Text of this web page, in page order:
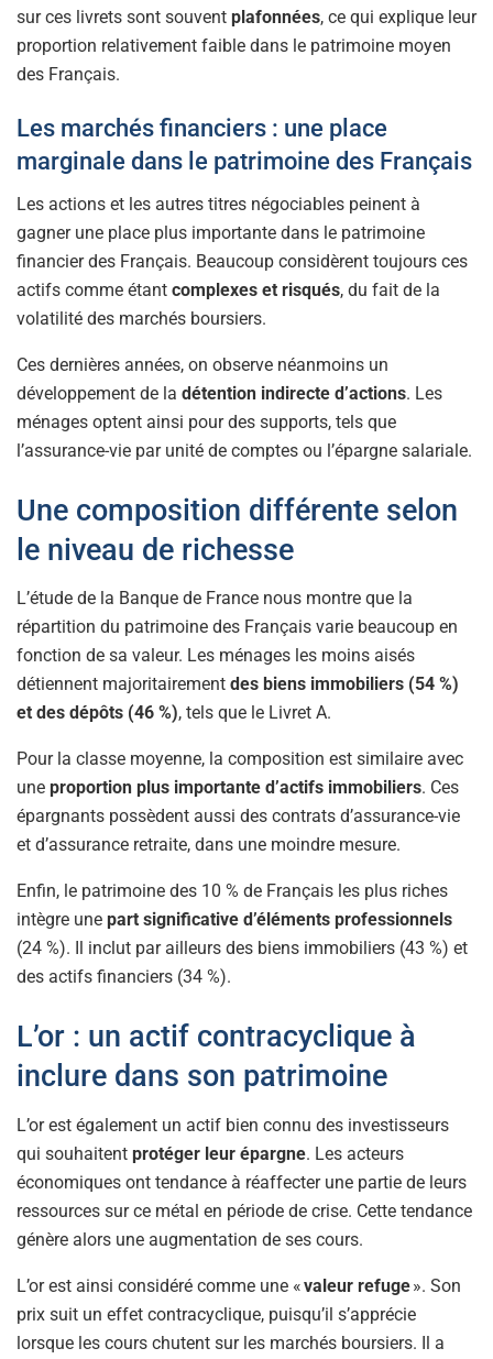
sur ces livrets sont souvent plafonnées, ce qui explique leur
proportion relativement faible dans le patrimoine moyen
des Français.
Les marchés financiers : une place
marginale dans le patrimoine des Français
Les actions et les autres titres négociables peinent à
gagner une place plus importante dans le patrimoine
financier des Français. Beaucoup considèrent toujours ces
actifs comme étant complexes et risqués, du fait de la
volatilité des marchés boursiers.
Ces dernières années, on observe néanmoins un
développement de la détention indirecte d’actions. Les
ménages optent ainsi pour des supports, tels que
l’assurance-vie par unité de comptes ou l’épargne salariale.
Une composition différente selon
le niveau de richesse
L’étude de la Banque de France nous montre que la
répartition du patrimoine des Français varie beaucoup en
fonction de sa valeur. Les ménages les moins aisés
détiennent majoritairement des biens immobiliers (54 %)
et des dépôts (46 %), tels que le Livret A.
Pour la classe moyenne, la composition est similaire avec
une proportion plus importante d’actifs immobiliers. Ces
épargnants possèdent aussi des contrats d’assurance-vie
et d’assurance retraite, dans une moindre mesure.
Enfin, le patrimoine des 10 % de Français les plus riches
intègre une part significative d’éléments professionnels
(24 %). Il inclut par ailleurs des biens immobiliers (43 %) et
des actifs financiers (34 %).
L’or : un actif contracyclique à
inclure dans son patrimoine
L’or est également un actif bien connu des investisseurs
qui souhaitent protéger leur épargne. Les acteurs
économiques ont tendance à réaffecter une partie de leurs
ressources sur ce métal en période de crise. Cette tendance
génère alors une augmentation de ses cours.
L’or est ainsi considéré comme une «valeur refuge». Son
prix suit un effet contracyclique, puisqu’il s’apprécie
lorsque les cours chutent sur les marchés boursiers. Il a